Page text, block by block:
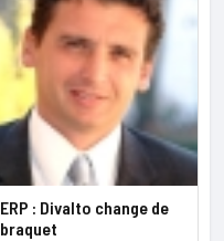
ERP : Divalto change de
braquet